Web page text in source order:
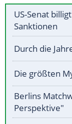
US-Senat
Sanktionen
Durch die
Die größten
Berlins
Perspektive"